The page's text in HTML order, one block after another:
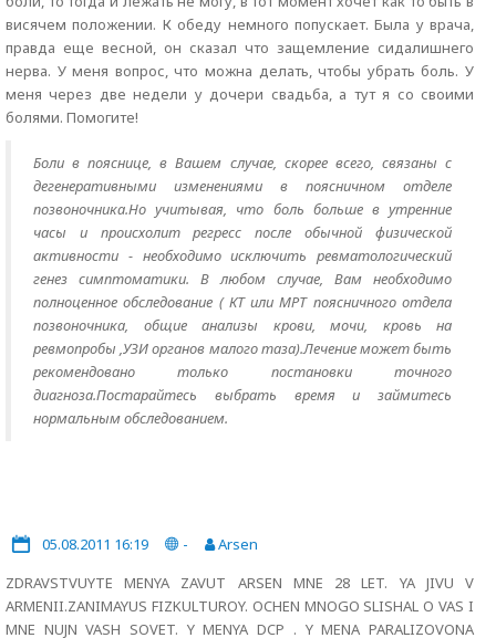
висячем положении. К обеду немного попускает. Была у врача,
правда еще весной, он сказал что защемление сидалишнего
нерва. У меня вопрос, что можна делать, чтобы убрать боль. У
меня через две недели у дочери свадьба, а тут я со своими
болями. Помогите!
Боли в пояснице, в Вашем случае, скорее всего, связаны с
дегенеративными изменениями в поясничном отделе
позвоночника.Но учитывая, что боль больше в утренние
часы и происхолит регресс после обычной физической
активности - необходимо исключить ревматологический
генез симптоматики. В любом случае, Вам необходимо
полноценное обследование ( КТ или МРТ поясничного отдела
позвоночника, общие анализы крови, мочи, кровь на
ревмопробы ,УЗИ органов малого таза).Лечение может быть
рекомендовано только постановки точного
диагноза.Постарайтесь выбрать время и займитесь
нормальным обследованием.
05.08.2011 16:19 -
Arsen
ZDRAVSTVUYTE MENYA ZAVUT ARSEN MNE 28 LET. YA JIVU V
ARMENII.ZANIMAYUS FIZKULTUROY. OCHEN MNOGO SLISHAL O VAS I
MNE NUJN VASH SOVET. Y MENYA DCP . Y MENA PARALIZOVONA